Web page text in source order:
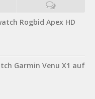
Rogbid Apex HD
Garmin Venu X1 auf